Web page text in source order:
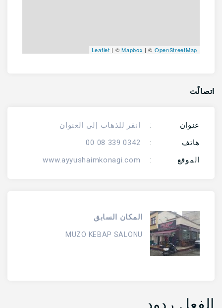
Leaflet | ©Mapbox | © OpenStreetMap
اتصالًت
عنوان :
انقر للذهاب إلى العنوان
هاتف
:
0342 339 08 00
الموقع
:
www.ayyushaimkonagi.com
المكان السابق
MUZO KEBAP SALONU